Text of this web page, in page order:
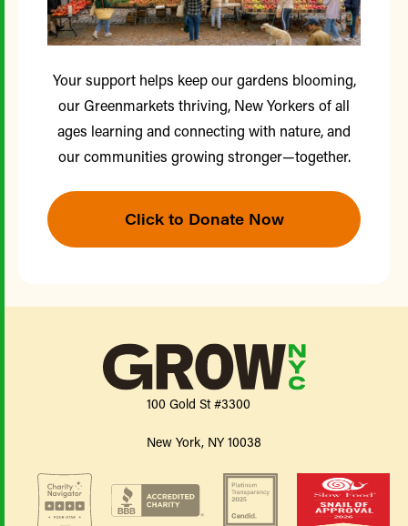
Your support helps keep our gardens blooming,
our Greenmarkets thriving, New Yorkers of all
ages learning and connecting with nature, and
our communities growing stronger—together.
Click to Donate Now
100 Gold St #3300
New York, NY 10038